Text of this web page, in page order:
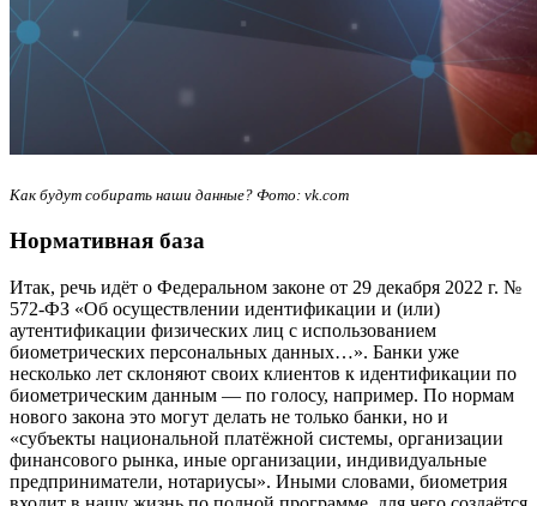
Как будут собирать наши данные? Фото: vk.com
Нормативная база
Итак, речь идёт о Федеральном законе от 29 декабря 2022 г. №
572-ФЗ «Об осуществлении идентификации и (или)
аутентификации физических лиц с использованием
биометрических персональных данных…». Банки уже
несколько лет склоняют своих клиентов к идентификации по
биометрическим данным — по голосу, например. По нормам
нового закона это могут делать не только банки, но и
«субъекты национальной платёжной системы, организации
финансового рынка, иные организации, индивидуальные
предприниматели, нотариусы». Иными словами, биометрия